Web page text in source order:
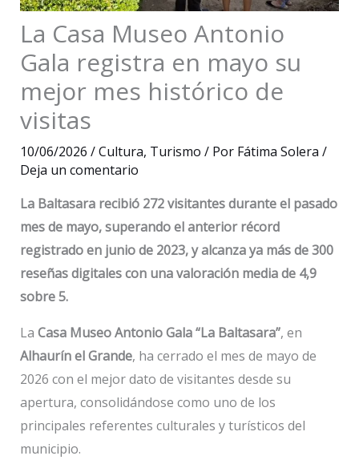
La Casa Museo Antonio
Gala registra en mayo su
mejor mes histórico de
visitas
10/06/2026 /Cultura, Turismo / Por Fátima Solera /
Deja un comentario
La Baltasara recibió 272 visitantes durante el pasado
mes de mayo, superando el anterior récord
registrado en junio de 2023, y alcanza ya más de 300
reseñas digitales con una valoración media de 4,9
sobre 5.
La Casa Museo Antonio Gala “La Baltasara”, en
Alhaurín el Grande, ha cerrado el mes de mayo de
2026 con el mejor dato de visitantes desde su
apertura, consolidándose como uno de los
principales referentes culturales y turísticos del
municipio.